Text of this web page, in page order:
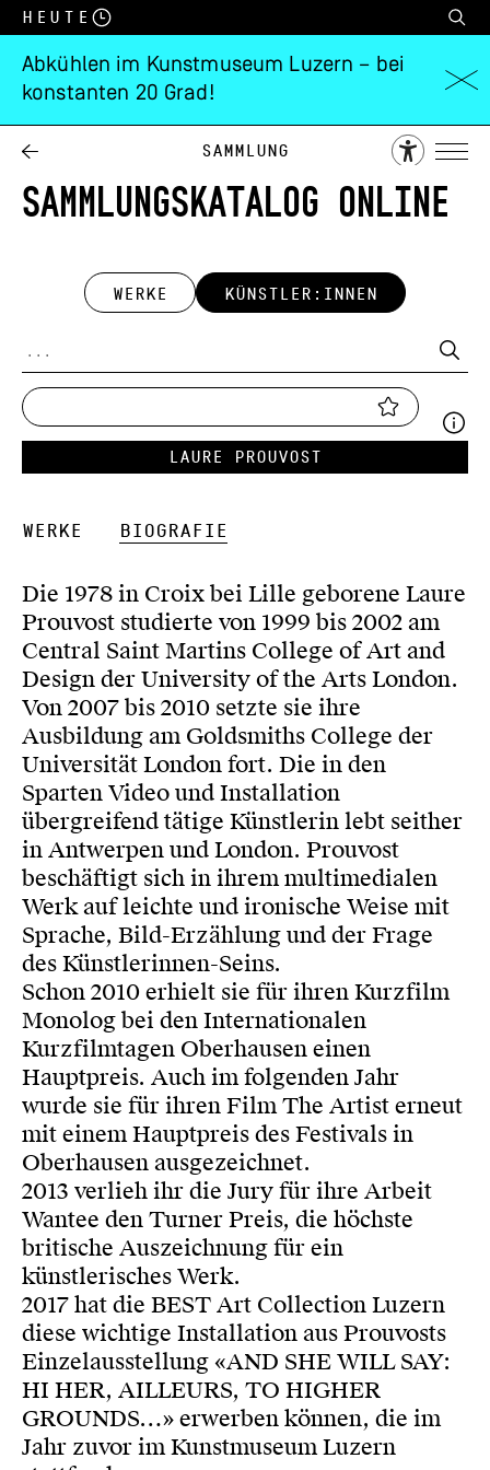
Heute
Abkühlen im Kunstmuseum Luzern – bei
konstanten 20 Grad!
Sammlung
SAMMLUNGSKATALOG ONLINE
WERKE KÜNSTLER:INNEN
Laure Prouvost
Werke Biografie
Die 1978 in Croix bei Lille geborene Laure
Prouvost studierte von 1999 bis 2002 am
Central Saint Martins College of Art and
Design der University of the Arts London.
Von 2007 bis 2010 setzte sie ihre
Ausbildung am Goldsmiths College der
Universität London fort. Die in den
Sparten Video und Installation
übergreifend tätige Künstlerin lebt seither
in Antwerpen und London. Prouvost
beschäftigt sich in ihrem multimedialen
Werk auf leichte und ironische Weise mit
Sprache, Bild-Erzählung und der Frage
des Künstlerinnen-Seins.
Schon 2010 erhielt sie für ihren Kurzfilm
Monolog bei den Internationalen
Kurzfilmtagen Oberhausen einen
Hauptpreis. Auch im folgenden Jahr
wurde sie für ihren Film The Artist erneut
mit einem Hauptpreis des Festivals in
Oberhausen ausgezeichnet.
2013 verlieh ihr die Jury für ihre Arbeit
Wantee den Turner Preis, die höchste
britische Auszeichnung für ein
künstlerisches Werk.
2017 hat die BEST Art Collection Luzern
diese wichtige Installation aus Prouvosts
Einzelausstellung «AND SHE WILL SAY:
HI HER, AILLEURS, TO HIGHER
GROUNDS…» erwerben können, die im
Jahr zuvor im Kunstmuseum Luzern